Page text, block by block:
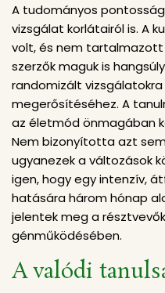
A tudományos
vizsgálat korlátairól is. A
volt, és nem
szerzők maguk is
randomizált
megerősítéséhez. A
az életmód önmagában
Nem bizonyította azt
ugyanezek a változások
igen, hogy egy intenzív,
hatására három hónap
jelentek meg a
génműködésében.
A valódi